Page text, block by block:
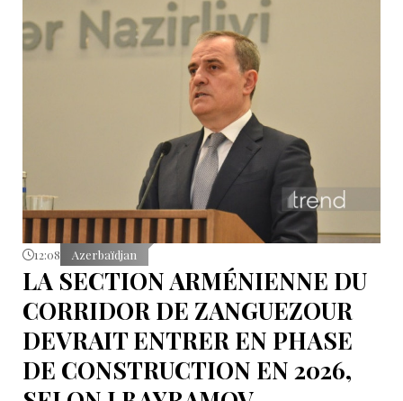
12:08 Azerbaïdjan
LA SECTION ARMÉNIENNE DU
CORRIDOR DE ZANGUEZOUR
DEVRAIT ENTRER EN PHASE
DE CONSTRUCTION EN 2026,